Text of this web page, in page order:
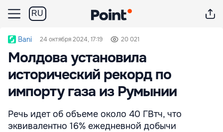
RU
Bani 24 октября 2024, 17:19 20 021
Молдова установила
исторический рекорд по
импорту газа из Румынии
Речь идет об объеме около 40 ГВтч, что
эквивалентно 16% ежедневной добычи